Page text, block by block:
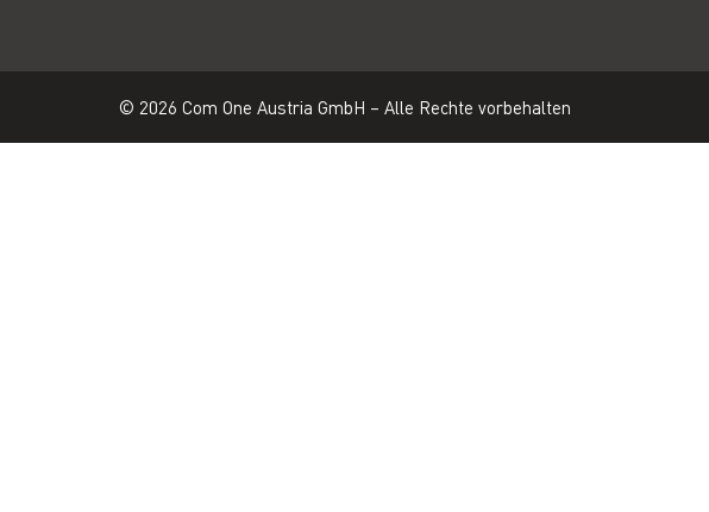
© 2026 Com One Austria GmbH – Alle Rechte vorbehalten